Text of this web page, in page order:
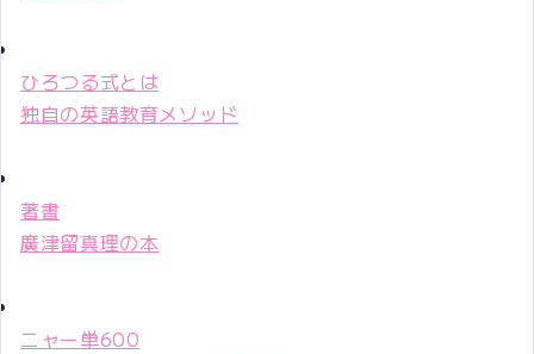
ひろつる式とは
独自の英語教育メソッド
著書
廣津留真理の本
ニャー単600